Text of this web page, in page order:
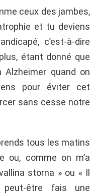
ceux des jambes,
et tu deviens
c’est-à-dire
étant donné que
Alzheimer quand on
pour éviter cet
sans cesse notre
tous les matins
ou, comme on m’a
storna » ou « Il
être fais une